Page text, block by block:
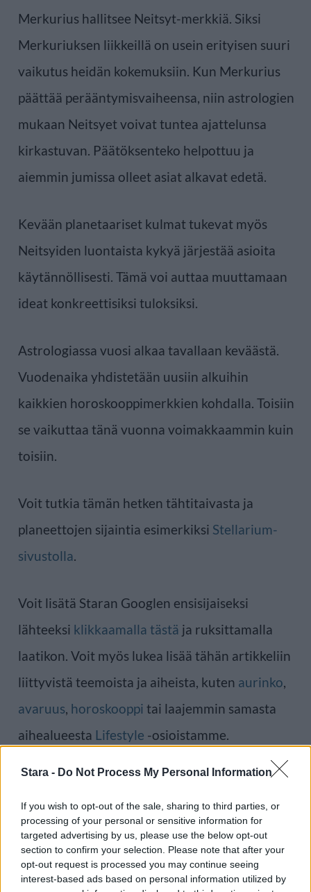
Stara - Do Not Process My Personal Information
If you wish to opt-out of the sale, sharing to third parties, or
processing of your personal or sensitive information for
targeted advertising by us, please use the below opt-out
section to confirm your selection. Please note that after your
opt-out request is processed you may continue seeing
interest-based ads based on personal information utilized by
Merkurius hallitsee Neitsyt-merkkiä. Siksi
Merkuriuksen liikkeillä on usein erityisen suuri
vaikutus heidän kokemuksiin. Kun Merkurius
päättää perääntymisvaiheensa, niin astrologien
mukaan Neitsyet voivat tuntea ajattelunsa
kirkastuvan. Päätöksenteko helpottuu ja
aiemmin jumissa olleet asiat alkavat edetä.
Kevään planetaariset kulmat tukevat myös
Neitsyiden luontaista kykyä järjestää asioita
käytännöllisesti. Tämä voi auttaa muuttamaan
ideat konkreettisiksi tuloksiksi.
Astrologiassa vuosi alkaa tavallaan keväästä.
Vuodenaika yhdistetään uusiin alkuihin
kaikkien horoskooppimerkkien kohdalla. Toisiin
se vaikuttaa tänä vuonna voimakkaammin kuin
toisiin.
Voit tutkia tämän hetken tähtitaivasta ja
planeettojen sijaintia esimerkiksi Stellarium-
sivustolla.
Voit lisätä Staran Googlen ensisijaiseksi
lähteeksi klikkaamalla tästä ja ruksittamalla
laatikon. Voit myös lukea lisää tähän artikkeliin
liittyvistä teemoista ja aiheista, kuten aurinko,
avaruus, horoskooppi tai laajemmin samasta
aihealueesta Lifestyle -osioistamme.
Ilmoita virheestä·Tietoa meistä·Toimitusperiaatteet